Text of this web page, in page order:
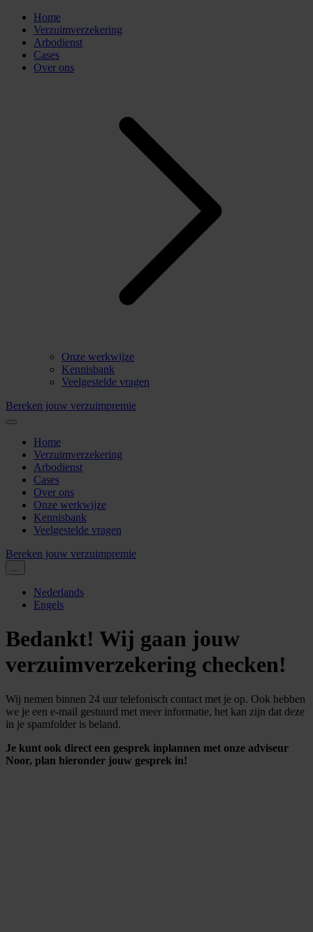
Home
Verzuimverzekering
Arbodienst
Cases
Over ons
Onze werkwijze
Kennisbank
Veelgestelde vragen
Bereken jouw verzuimpremie
Home
Verzuimverzekering
Arbodienst
Cases
Over ons
Onze werkwijze
Kennisbank
Veelgestelde vragen
Bereken jouw verzuimpremie
...
Nederlands
Engels
Bedankt! Wij gaan jouw
verzuimverzekering checken!
Wij nemen binnen 24 uur telefonisch contact met je op. Ook hebben
we je een e-mail gestuurd met meer informatie, het kan zijn dat deze
in je spamfolder is beland.
Je kunt ook direct een gesprek inplannen met onze adviseur
Noor, plan hieronder jouw gesprek in!